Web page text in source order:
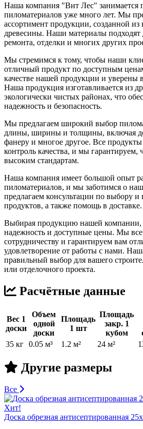
Наша компания "Вит Лес" занимается
пиломатериалов уже много лет. Мы
ассортимент продукции, созданной из
древесины. Наши материалы подходят
ремонта, отделки и многих других
Мы стремимся к тому, чтобы наши
отличный продукт по доступным
качестве нашей продукции и уверены
Наша продукция изготавливается из
экологически чистых районах, что
надежность и безопасность.
Мы предлагаем широкий выбор
длины, ширины и толщины, включая
фанеру и многое другое. Все
контроль качества, и мы гарантируем,
высоким стандартам.
Наша компания имеет большой опыт
пиломатериалов, и мы заботимся о
предлагаем консультации по выбору
продуктов, а также помощь в доставке.
Выбирая продукцию нашей компании,
надежность и доступные цены. Мы
сотрудничеству и гарантируем вам
удовлетворение от работы с нами.
правильный выбор для вашего
или отделочного проекта.
Расчётные данные
Вес 1
доски
Объем
одной
доски
Площадь
1 шт
Площадь
закр. 1
кубом
35 кг 0.05 м³ 1.2 м² 24 м²
Другие размеры
Все
Хит!
Доска обрезная антисептированная